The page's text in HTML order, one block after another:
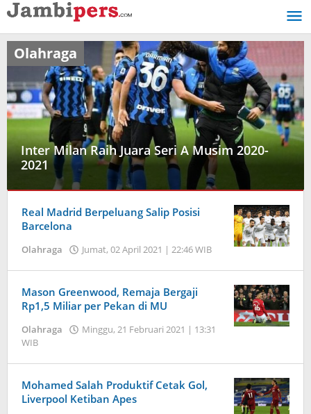
Lewati
ke
konten
Inter Milan Raih Juara Seri A Musim 2020-
2021
Minggu,
Mei
22:51
WIB
Jambi
Pers
Olahraga
Real Madrid Berpeluang Salip Posisi
Barcelona
Olahraga Jumat, 02 April 2021 | 22:46 WIB
oleh
Mason Greenwood, Remaja Bergaji
Rp1,5 Miliar per Pekan di MU
Olahraga
Minggu, 21 Februari 2021 | 13:31
WIB
Mohamed Salah Produktif Cetak Gol,
Liverpool Ketiban Apes